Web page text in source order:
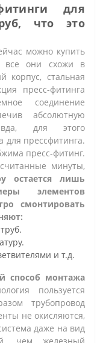
для
что это
можно купить
все они схожи в
корпус, стальная
пресс-фитинга
соединение
абсолютную
для этого
для прессфитинга.
пресс-фитинг.
минуты,
остается лишь
элементов
смонтировать
и т.д.
способ монтажа
пользуется
трубопровод
не окисляются,
даже на вид